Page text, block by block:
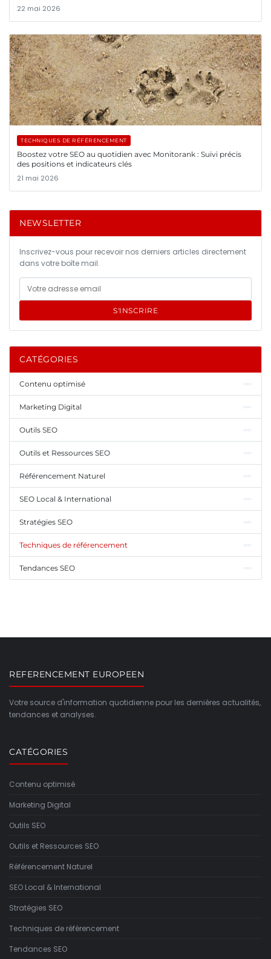
22 mai 2026
TECHNIQUES DE RÉFÉRENCEMENT
Boostez votre SEO au quotidien avec Monitorank : Suivi précis
des positions et indicateurs clés
21 mai 2026
NEWSLETTER
Inscrivez-vous pour recevoir nos derniers articles directement
dans votre boîte mail.
S'INSCRIRE
CATÉGORIES
Contenu optimisé
Marketing Digital
Outils SEO
Outils et Ressources SEO
Référencement Naturel
SEO Local & International
Stratégies SEO
Techniques de référencement
Tendances SEO
REFERENCEMENT EUROPEEN
Votre source d'information quotidienne pour les dernières actualités,
tendances et analyses.
CATÉGORIES
Contenu optimisé
Marketing Digital
Outils SEO
Outils et Ressources SEO
Référencement Naturel
SEO Local & International
Stratégies SEO
Techniques de référencement
Tendances SEO